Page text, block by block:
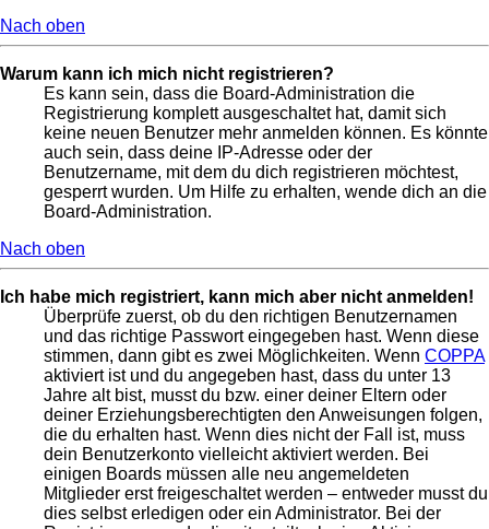
Nach oben
Warum kann ich mich nicht registrieren?
Es kann sein, dass die Board-Administration die
Registrierung komplett ausgeschaltet hat, damit sich
keine neuen Benutzer mehr anmelden können. Es könnte
auch sein, dass deine IP-Adresse oder der
Benutzername, mit dem du dich registrieren möchtest,
gesperrt wurden. Um Hilfe zu erhalten, wende dich an die
Board-Administration.
Nach oben
Ich habe mich registriert, kann mich aber nicht anmelden!
Überprüfe zuerst, ob du den richtigen Benutzernamen
und das richtige Passwort eingegeben hast. Wenn diese
stimmen, dann gibt es zwei Möglichkeiten. Wenn COPPA
aktiviert ist und du angegeben hast, dass du unter 13
Jahre alt bist, musst du bzw. einer deiner Eltern oder
deiner Erziehungsberechtigten den Anweisungen folgen,
die du erhalten hast. Wenn dies nicht der Fall ist, muss
dein Benutzerkonto vielleicht aktiviert werden. Bei
einigen Boards müssen alle neu angemeldeten
Mitglieder erst freigeschaltet werden – entweder musst du
dies selbst erledigen oder ein Administrator. Bei der